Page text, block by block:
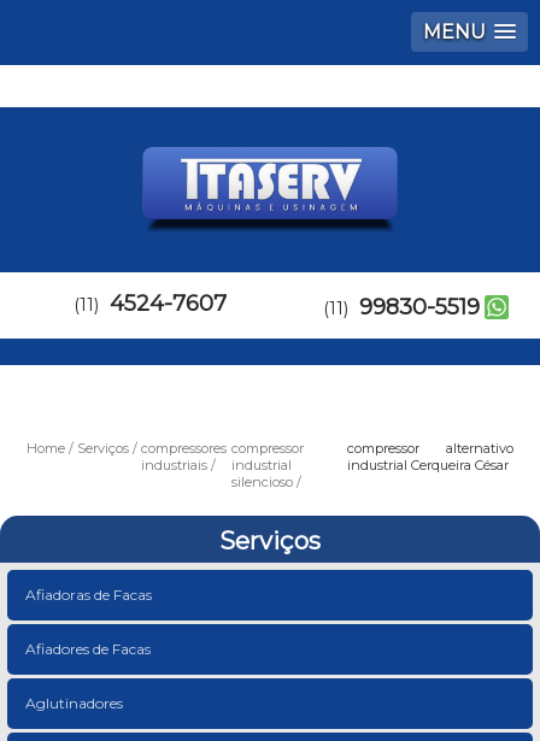
MENU
(11) 4524-7607 (11) 99830-5519
Home Serviços
compressores
industriais
compressor
industrial
silencioso
compressor alternativo
industrial Cerqueira César
Serviços
Afiadoras de Facas
Afiadores de Facas
Aglutinadores